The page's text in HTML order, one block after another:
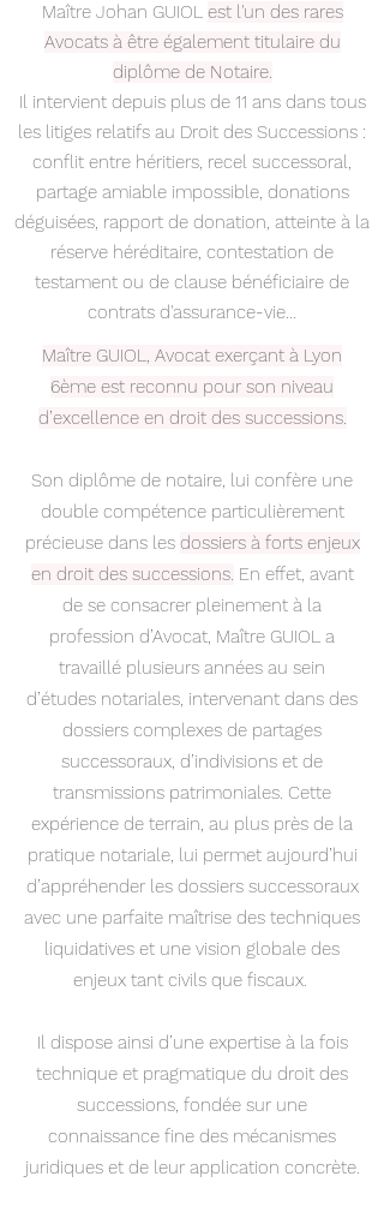
Maître Johan GUIOL est l'un des rares
Avocats à être également titulaire du
diplôme de Notaire.
Il intervient depuis plus de 11 ans dans tous
les litiges relatifs au Droit des Successions :
conflit entre héritiers, recel successoral,
partage amiable impossible, donations
déguisées, rapport de donation, atteinte à la
réserve héréditaire, contestation de
testament ou de clause bénéficiaire de
contrats d'assurance-vie...
Maître GUIOL, Avocat exerçant à Lyon
6ème est reconnu pour son niveau
d’excellence en droit des successions.
Son diplôme de notaire, lui confère une
double compétence particulièrement
précieuse dans les dossiers à forts enjeux
en droit des successions. En effet, avant
de se consacrer pleinement à la
profession d’Avocat, Maître GUIOL a
travaillé plusieurs années au sein
d’études notariales, intervenant dans des
dossiers complexes de partages
successoraux, d’indivisions et de
transmissions patrimoniales. Cette
expérience de terrain, au plus près de la
pratique notariale, lui permet aujourd’hui
d’appréhender les dossiers successoraux
avec une parfaite maîtrise des techniques
liquidatives et une vision globale des
enjeux tant civils que fiscaux.
Il dispose ainsi d’une expertise à la fois
technique et pragmatique du droit des
successions, fondée sur une
connaissance fine des mécanismes
juridiques et de leur application concrète.